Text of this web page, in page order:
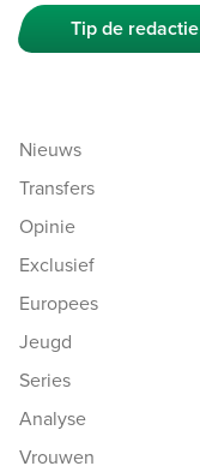
Tip de redactie
Nieuws
Transfers
Opinie
Exclusief
Europees
Jeugd
Series
Analyse
Vrouwen